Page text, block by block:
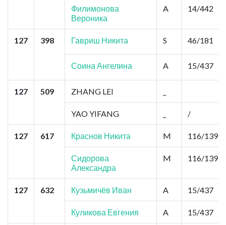
Филимонова
Вероника
A 14/442
127 398 Гавриш Никита S 46/181
Соина Ангелина A 15/437
127 509 ZHANG LEI
YAO YIFANG /
127 617 Краснов Никита M 116/139
Сидорова
Александра
M 116/139
127 632 Кузьмичёв Иван A 15/437
Куликова Евгения A 15/437